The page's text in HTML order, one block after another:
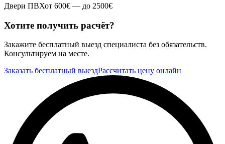
Двери ПВХот 600€ — до 2500€
Хотите получить расчёт?
Закажите бесплатный выезд специалиста без обязательств.
Консультируем на месте.
Заказать бесплатный выездРассчитать цену онлайн